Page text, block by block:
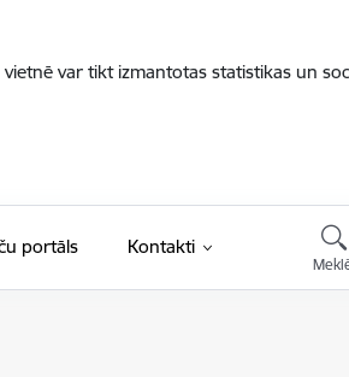
var tikt izmantotas statistikas un
portāls(Ārējā saite)
Kontakti